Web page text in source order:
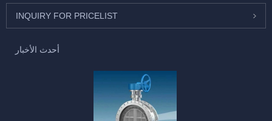
INQUIRY FOR PRICELIST
أحدث الأخبار